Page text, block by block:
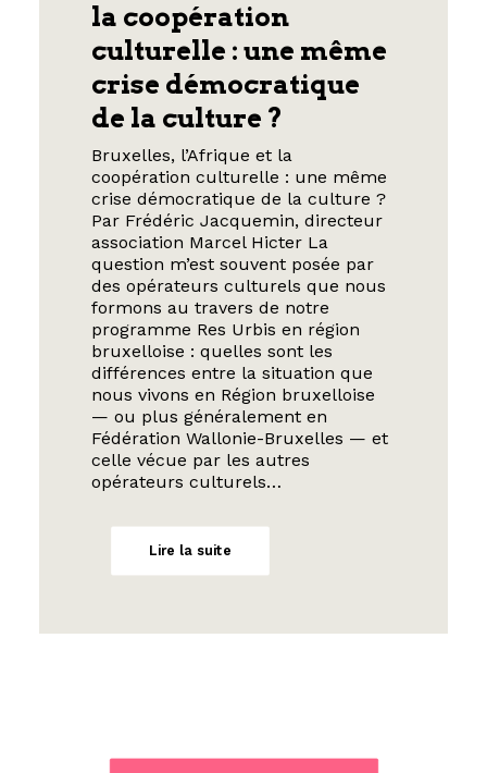
la coopération
culturelle : une même
crise démocratique
de la culture ?
Bruxelles, l’Afrique et la
coopération culturelle : une même
crise démocratique de la culture ?
Par Frédéric Jacquemin, directeur
association Marcel Hicter La
question m’est souvent posée par
des opérateurs culturels que nous
formons au travers de notre
programme Res Urbis en région
bruxelloise : quelles sont les
différences entre la situation que
nous vivons en Région bruxelloise
— ou plus généralement en
Fédération Wallonie-Bruxelles — et
celle vécue par les autres
opérateurs culturels…
Lire la suite